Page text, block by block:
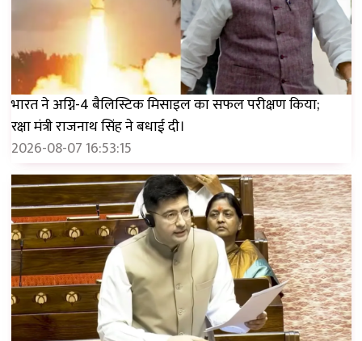
भारत ने अग्नि-4 बैलिस्टिक मिसाइल का सफल परीक्षण किया;
रक्षा मंत्री राजनाथ सिंह ने बधाई दी।
2026-08-07 16:53:15